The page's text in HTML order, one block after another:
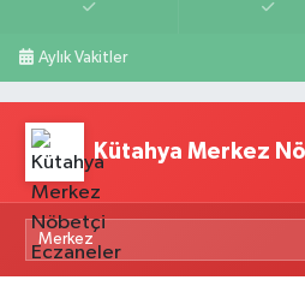
Aylık Vakitler
Kütahya Merkez